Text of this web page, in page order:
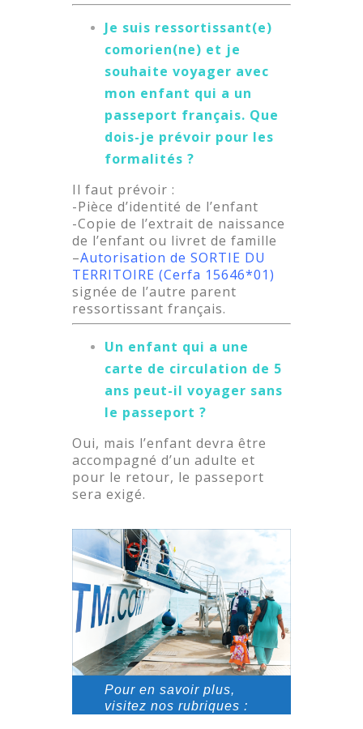
Je suis ressortissant(e)
comorien(ne) et je
souhaite voyager avec
mon enfant qui a un
passeport français. Que
dois-je prévoir pour les
formalités ?
Il faut prévoir :
-Pièce d’identité de l’enfant
-Copie de l’extrait de naissance
de l’enfant ou livret de famille
–Autorisation de SORTIE DU
TERRITOIRE (Cerfa 15646*01)
signée de l’autre parent
ressortissant français.
Un enfant qui a une
carte de circulation de 5
ans peut-il voyager sans
le passeport ?
Oui, mais l’enfant devra être
accompagné d’un adulte et
pour le retour, le passeport
sera exigé.
Pour en savoir plus,
visitez nos rubriques :